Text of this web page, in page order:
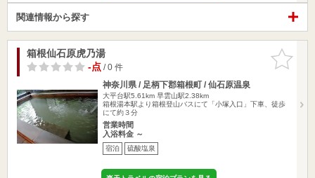
関連情報から探す
お気に入
りに追加
箱根仙石原虎乃湯
-点/ 0 件
神奈川県 / 足柄下郡箱根町 / 仙石原温泉
大平台駅5.61km 早雲山駅2.38km
箱根湯本駅より箱根登山バスにて「小塚入口」下車、徒歩
にて約３分
営業時間
入浴料金 ～
宿泊 硫酸塩泉